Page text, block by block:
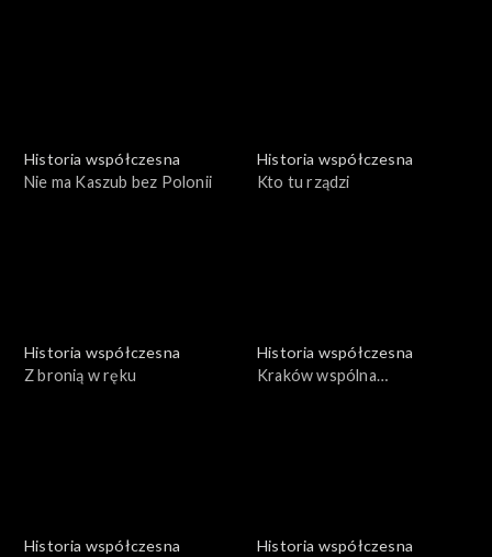
Historia współczesna
Nie ma Kaszub bez Polonii
Historia współczesna
Kto tu rządzi
Historia współczesna
Z bronią w ręku
Historia współczesna
Kraków wspólna
Historia współczesna
Historia współczesna